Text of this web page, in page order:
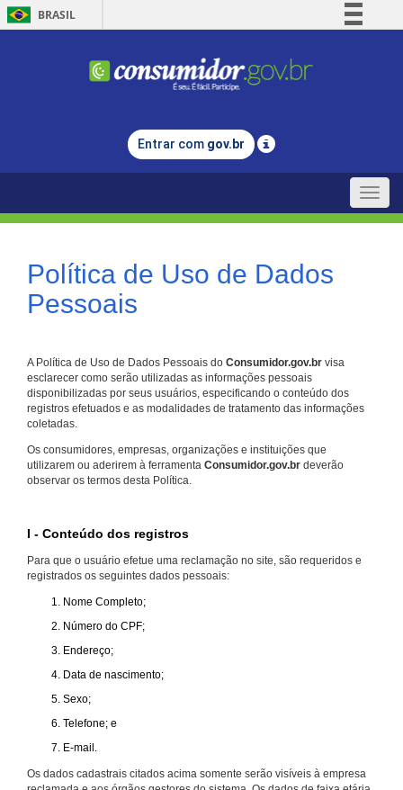
BRASIL
Comunica BR
Legislação
Entrar com gov.br
Toggle
Política de Uso de Dados
Pessoais
A Política de Uso de Dados Pessoais do Consumidor.gov.br visa
esclarecer como serão utilizadas as informações pessoais
disponibilizadas por seus usuários, especificando o conteúdo dos
registros efetuados e as modalidades de tratamento das informações
coletadas.
Os consumidores, empresas, organizações e instituições que
utilizarem ou aderirem à ferramenta Consumidor.gov.br deverão
observar os termos desta Política.
I - Conteúdo dos registros
Para que o usuário efetue uma reclamação no site, são requeridos e
registrados os seguintes dados pessoais:
Nome Completo;
Número do CPF;
Endereço;
Data de nascimento;
Sexo;
Telefone; e
E-mail.
Os dados cadastrais citados acima somente serão visíveis à empresa